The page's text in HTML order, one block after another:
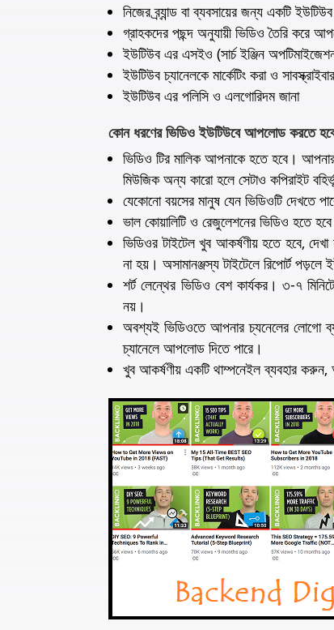
নিজের ব্র্যান্ড বা ব্যবসায়ের জন্য একটি
গ্রাহকদের পছন্দ অনুযায়ী ভিডিও তৈরি করে
ইউটিউব এর এসইও (সার্চ ইঞ্জিন
ইউটিউব চ্যানেলকে মার্কেটিং করা ও
ইউটিউব এর পলিসি ও এলগোরিদম জানা
কোন ধরণের ভিডিও ইউটিউবে আপলোড করতে
ভিডিও টির মালিক আপনাকে হতে হবে।
মিউজিক অন্য কারো হলে সেটাও কপিরাইট
যেকোনো বয়সের মানুষ যেন ভিডিওটি দেখতে
ভাল কোয়ালিটি ও রেজুলেশনের ভিডিও হতে
ভিডিওর টাইটেল খুব আকর্ষণীয় হতে হবে,
না হয়। অসামানঞ্জস্য টাইটেলে রিপোর্ট পড়লে
শর্ট লেন্থের ভিডিও বেশ কার্যকর। ৩-৭
নয়।
অবশ্যই ভিডিওতে আপনার চ্যনেলের লোগো
চ্যানেলে আপলোড দিতে পারে।
খুব আকর্ষণীয় একটি থাম্পনেইল ব্যবহার